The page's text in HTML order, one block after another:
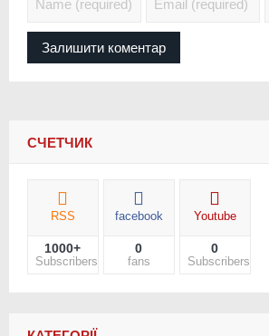
СЧЕТЧИК
RSS
1000+
Subscribers
facebook
0
fans
Youtube
0
Subscribers